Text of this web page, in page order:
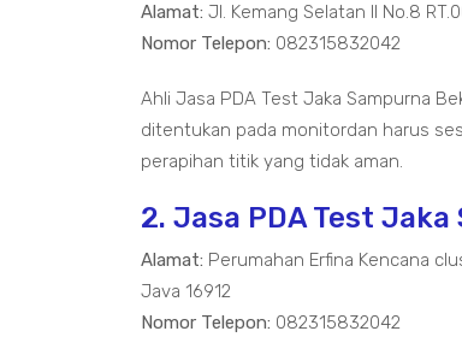
Alamat: Jl. Kemang Selatan II No.8
Nomor Telepon: 082315832042
Ahli Jasa PDA Test Jaka Sampurna
ditentukan pada monitordan harus
perapihan titik yang tidak aman.
2. Jasa PDA Test
Alamat: Perumahan Erfina Kencana
Java 16912
Nomor Telepon: 082315832042